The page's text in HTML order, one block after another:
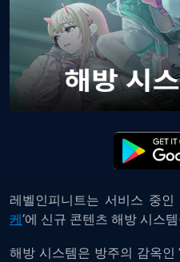
레벨인피니트는 서비스 중인
케‘에 신규 콘텐츠 해방 시스
해방 시스템은 방주의 감옥인